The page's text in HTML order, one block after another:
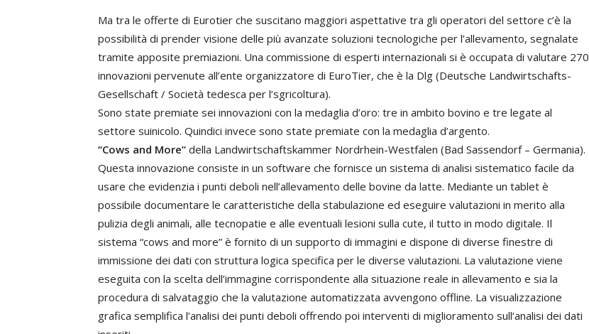
Ma tra le offerte di Eurotier che suscitano maggiori aspettative tra gli operatori del settore c’è la
possibilità di prender visione delle più avanzate soluzioni tecnologiche per l’allevamento, segnalate
tramite apposite premiazioni. Una commissione di esperti internazionali si è occupata di valutare 270
innovazioni pervenute all’ente organizzatore di EuroTier, che è la Dlg (Deutsche Landwirtschafts-
Gesellschaft / Società tedesca per l’sgricoltura).
Sono state premiate sei innovazioni con la medaglia d’oro: tre in ambito bovino e tre legate al
settore suinicolo. Quindici invece sono state premiate con la medaglia d’argento.
“Cows and More” della Landwirtschaftskammer Nordrhein-Westfalen (Bad Sassendorf – Germania).
Questa innovazione consiste in un software che fornisce un sistema di analisi sistematico facile da
usare che evidenzia i punti deboli nell’allevamento delle bovine da latte. Mediante un tablet è
possibile documentare le caratteristiche della stabulazione ed eseguire valutazioni in merito alla
pulizia degli animali, alle tecnopatie e alle eventuali lesioni sulla cute, il tutto in modo digitale. Il
sistema “cows and more” è fornito di un supporto di immagini e dispone di diverse finestre di
immissione dei dati con struttura logica specifica per le diverse valutazioni. La valutazione viene
eseguita con la scelta dell’immagine corrispondente alla situazione reale in allevamento e sia la
procedura di salvataggio che la valutazione automatizzata avvengono offline. La visualizzazione
grafica semplifica l’analisi dei punti deboli offrendo poi interventi di miglioramento sull’analisi dei dati